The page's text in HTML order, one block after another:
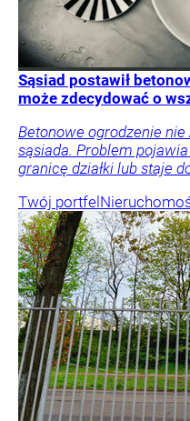
Sąsiad postawił
może zdecydować o
Betonowe ogrodzenie
sąsiada. Problem
granicę działki lub staje
Twój portfel